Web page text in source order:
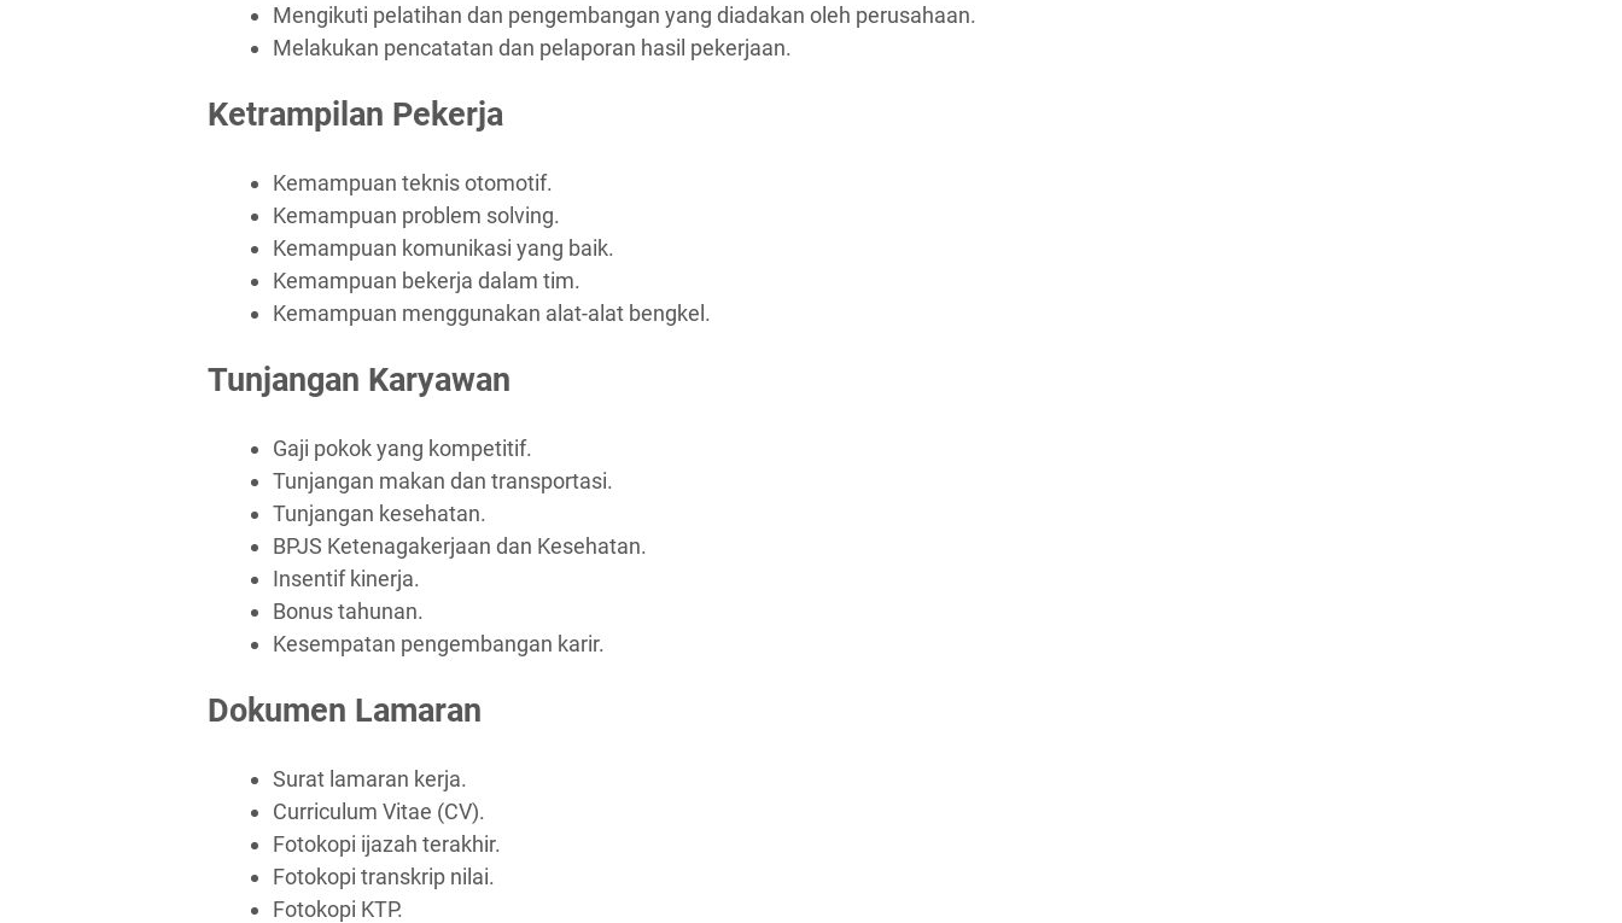
Mengikuti pelatihan dan pengembangan yang diadakan oleh perusahaan.
Melakukan pencatatan dan pelaporan hasil pekerjaan.
Ketrampilan Pekerja
Kemampuan teknis otomotif.
Kemampuan problem solving.
Kemampuan komunikasi yang baik.
Kemampuan bekerja dalam tim.
Kemampuan menggunakan alat-alat bengkel.
Tunjangan Karyawan
Gaji pokok yang kompetitif.
Tunjangan makan dan transportasi.
Tunjangan kesehatan.
BPJS Ketenagakerjaan dan Kesehatan.
Insentif kinerja.
Bonus tahunan.
Kesempatan pengembangan karir.
Dokumen Lamaran
Surat lamaran kerja.
Curriculum Vitae (CV).
Fotokopi ijazah terakhir.
Fotokopi transkrip nilai.
Fotokopi KTP.